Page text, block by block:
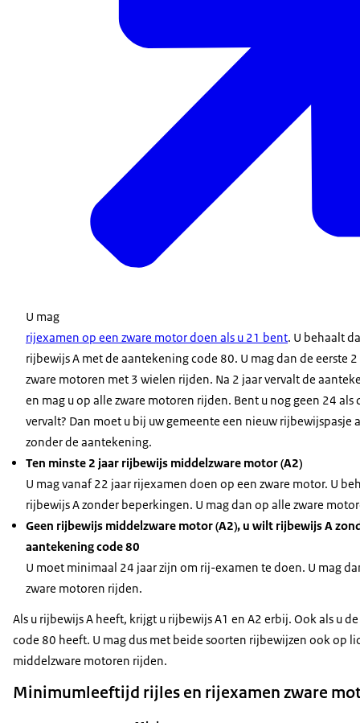
U mag
rijexamen op een zware motor doen als u 21 bent. U behaalt
rijbewijs A met de aantekening code 80. U mag dan de eerste
zware motoren met 3 wielen rijden. Na 2 jaar vervalt de
en mag u op alle zware motoren rijden. Bent u nog geen 24 als
vervalt? Dan moet u bij uw gemeente een nieuw rijbewijspasje
zonder de aantekening.
Ten minste 2 jaar rijbewijs middelzware motor (A2)
U mag vanaf 22 jaar rijexamen doen op een zware motor. U
rijbewijs A zonder beperkingen. U mag dan op alle zware
Geen rijbewijs middelzware motor (A2), u wilt rijbewijs A
aantekening code 80
U moet minimaal 24 jaar zijn om rij-examen te doen. U mag
zware motoren rijden.
Als u rijbewijs A heeft, krijgt u rijbewijs A1 en A2 erbij. Ook als u
code 80 heeft. U mag dus met beide soorten rijbewijzen ook op
middelzware motoren rijden.
Minimumleeftijd rijles en rijexamen zware